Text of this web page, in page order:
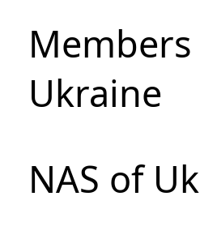
Ukraine
NAS of